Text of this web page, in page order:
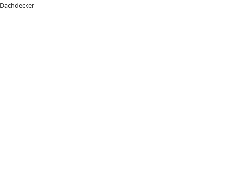
Dachdecker